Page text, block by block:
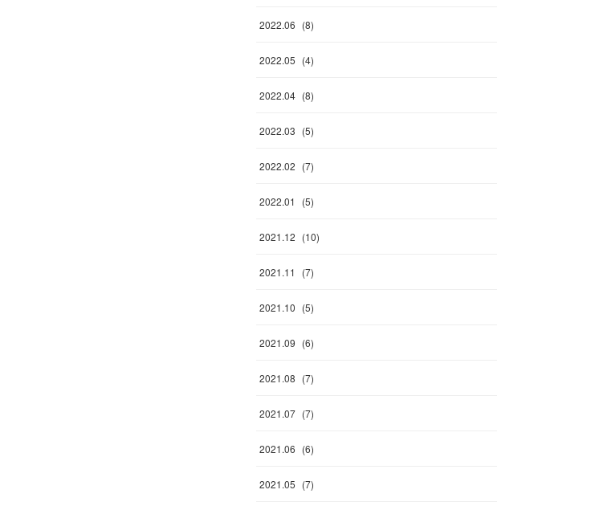
2022.06 (8)
2022.05 (4)
2022.04 (8)
2022.03 (5)
2022.02 (7)
2022.01 (5)
2021.12 (10)
2021.11 (7)
2021.10 (5)
2021.09 (6)
2021.08 (7)
2021.07 (7)
2021.06 (6)
2021.05 (7)